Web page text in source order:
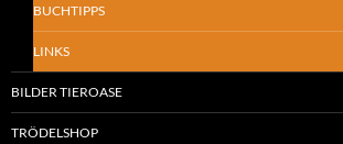
BUCHTIPPS
LINKS
BILDER TIEROASE
TRÖDELSHOP